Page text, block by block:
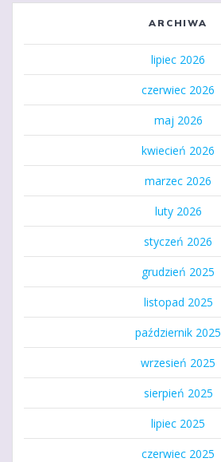
ARCHIWA
lipiec 2026
czerwiec 2026
maj 2026
kwiecień 2026
marzec 2026
luty 2026
styczeń 2026
grudzień 2025
listopad 2025
październik 2025
wrzesień 2025
sierpień 2025
lipiec 2025
czerwiec 2025